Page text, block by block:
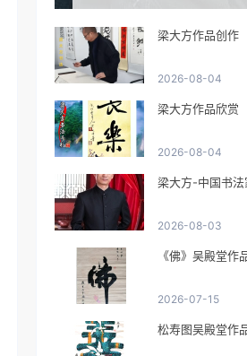
梁大方作品创作
2026-08-04
梁大方作品欣赏
2026-08-04
梁大方-中国书法
2026-08-03
《佛》吴殿堂作
2026-07-15
松寿图吴殿堂作